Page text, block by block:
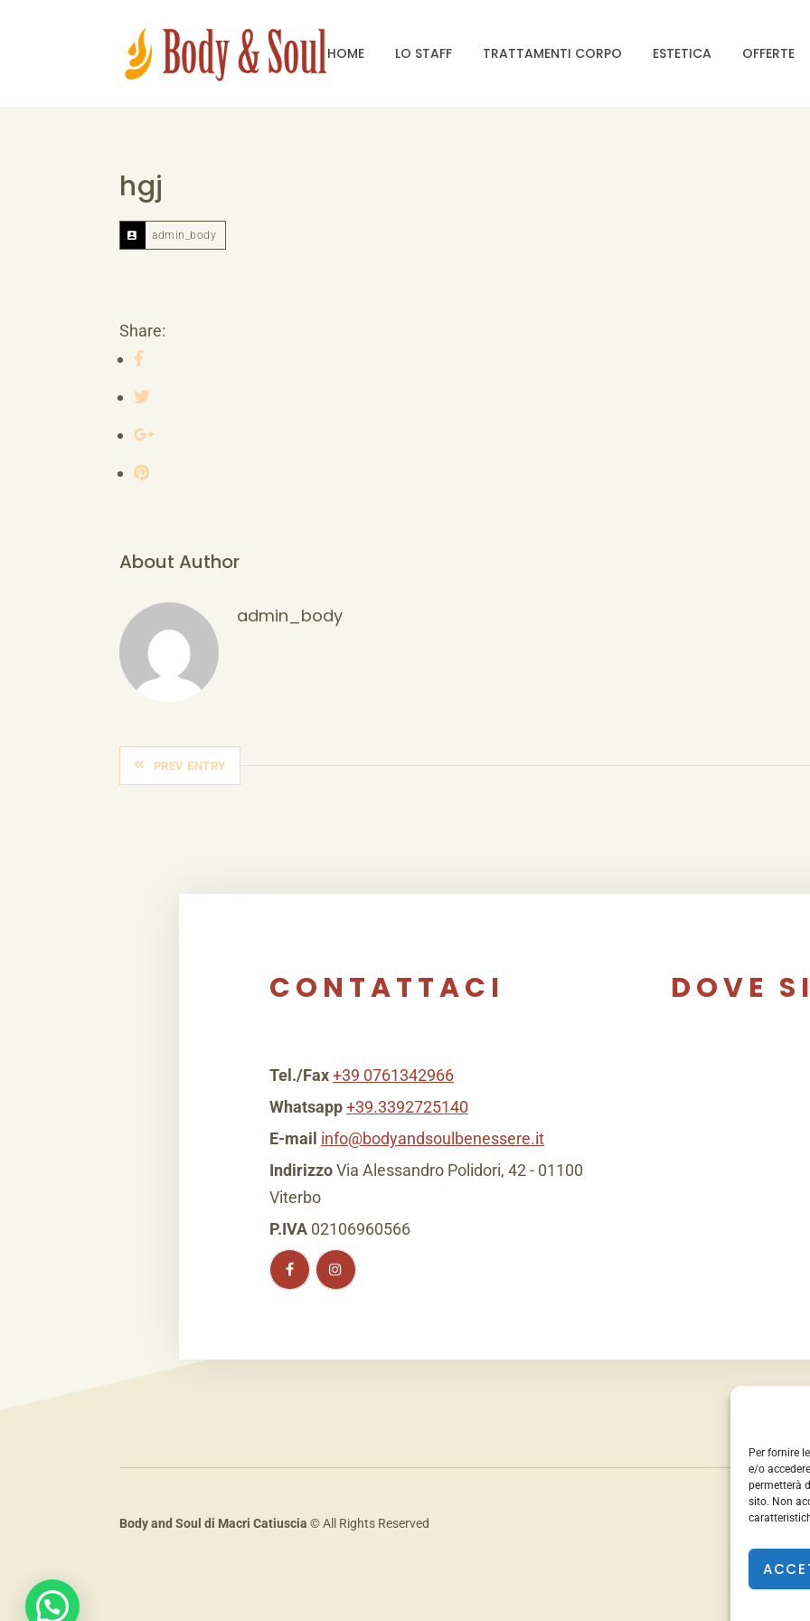
Per fornire
e/o
permetterà
sito. Non
HOME LO STAFF TRATTAMENTI CORPO ESTETICA OFFERTE
hgj
admin_body
Share:
About Author
admin_body
PREV ENTRY
CONTATTACI
Tel./Fax+39 0761342966
Whatsapp+39.3392725140
E-mail info@bodyandsoulbenessere.it
IndirizzoVia Alessandro Polidori, 42 - 01100
Viterbo
P.IVA02106960566
DOVE
Body and Soul di Macri Catiuscia © All Rights Reserved